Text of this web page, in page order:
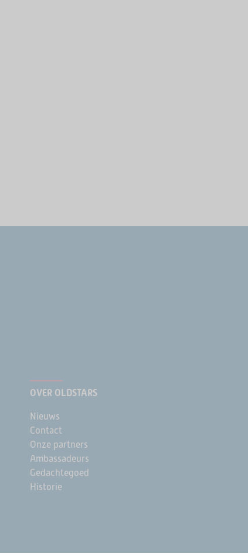
OVER OLDSTARS
Nieuws
Contact
Onze partners
Ambassadeurs
Gedachtegoed
Historie